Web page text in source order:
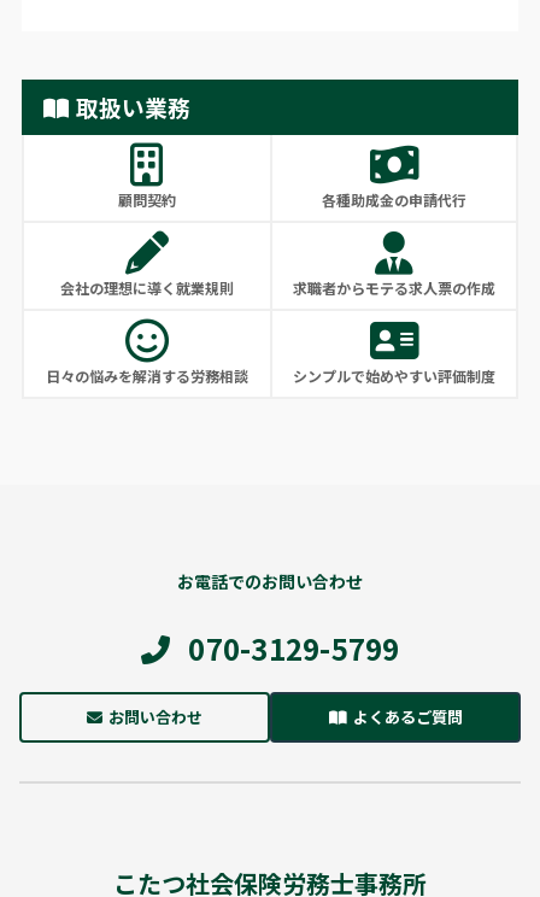
取扱い業務
顧問契約 各種助成金の申請代行
会社の理想に導く就業規則 求職者からモテる求人票の作成
日々の悩みを解消する労務相談 シンプルで始めやすい評価制度
お電話でのお問い合わせ
070-3129-5799
お問い合わせ よくあるご質問
こたつ社会保険労務士事務所